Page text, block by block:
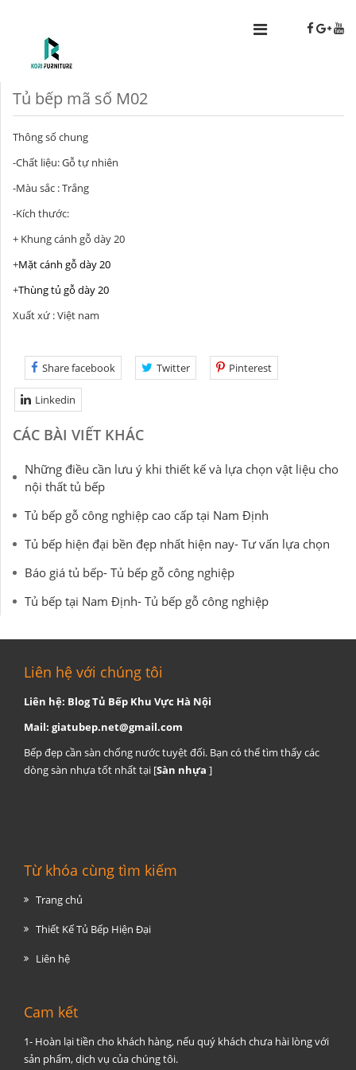
Tủ bếp mã số M02
Thông số chung
-Chất liệu: Gỗ tự nhiên
-Màu sắc : Trắng
-Kích thước:
+ Khung cánh gỗ dày 20
+Mặt cánh gỗ dày 20
+Thùng tủ gỗ dày 20
Xuất xứ : Việt nam
Share facebook Twitter Pinterest
Linkedin
CÁC BÀI VIẾT KHÁC
Những điều cần lưu ý khi thiết kế và lựa chọn vật liệu cho
nội thất tủ bếp
Tủ bếp gỗ công nghiệp cao cấp tại Nam Định
Tủ bếp hiện đại bền đẹp nhất hiện nay- Tư vấn lựa chọn
Báo giá tủ bếp- Tủ bếp gỗ công nghiệp
Tủ bếp tại Nam Định- Tủ bếp gỗ công nghiệp
Liên hệ với chúng tôi
Liên hệ: Blog Tủ Bếp Khu Vực Hà Nội
Mail: giatubep.net@gmail.com
Bếp đẹp cần sàn chống nước tuyệt đối. Bạn có thể tìm thấy các
dòng sàn nhựa tốt nhất tại [Sàn nhựa ]
Từ khóa cùng tìm kiếm
Trang chủ
Thiết Kế Tủ Bếp Hiện Đại
Liên hệ
Cam kết
1- Hoàn lại tiền cho khách hàng, nếu quý khách chưa hài lòng với
sản phẩm, dịch vụ của chúng tôi.